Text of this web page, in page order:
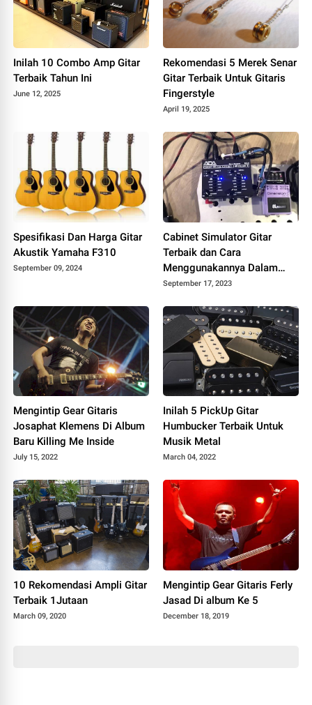
Inilah 10 Combo Amp Gitar
Terbaik Tahun Ini
June 12, 2025
Rekomendasi 5 Merek Senar
Gitar Terbaik Untuk Gitaris
Fingerstyle
April 19, 2025
Spesifikasi Dan Harga Gitar
Akustik Yamaha F310
September 09, 2024
Cabinet Simulator Gitar
Terbaik dan Cara
Menggunakannya Dalam
Recording
September 17, 2023
Mengintip Gear Gitaris
Josaphat Klemens Di Album
Baru Killing Me Inside
July 15, 2022
Inilah 5 PickUp Gitar
Humbucker Terbaik Untuk
Musik Metal
March 04, 2022
10 Rekomendasi Ampli Gitar
Terbaik 1Jutaan
March 09, 2020
Mengintip Gear Gitaris Ferly
Jasad Di album Ke 5
December 18, 2019